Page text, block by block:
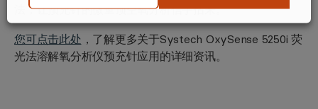
，让预充针的微量顶空氧分析信手拈来。
您可点击此处 ，了解更多关于Systech OxySense 5250i 荧
光法溶解氧分析仪预充针应用的详细资讯。